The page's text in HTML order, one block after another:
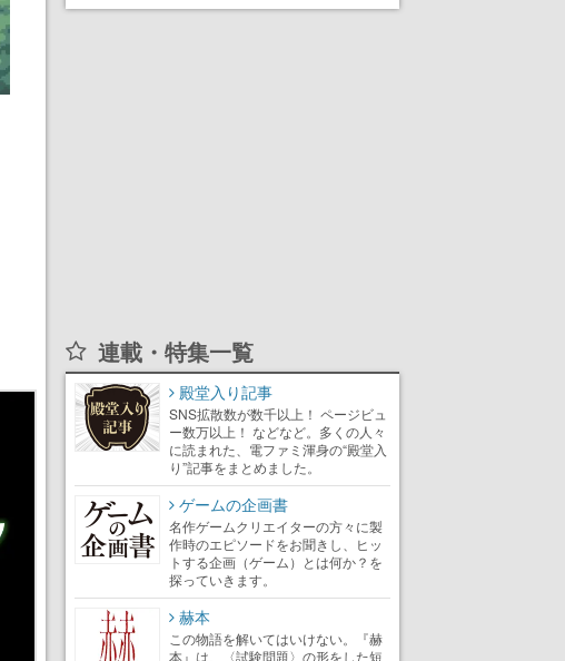
連載・特集一覧
殿堂入り記事
SNS拡散数が数千以上！ ページビュ
ー数万以上！ などなど。多くの人々
に読まれた、電ファミ渾身の“殿堂入
り”記事をまとめました。
ゲームの企画書
名作ゲームクリエイターの方々に製
作時のエピソードをお聞きし、ヒッ
トする企画（ゲーム）とは何か？を
探っていきます。
赫本
この物語を解いてはいけない。『赫
本』は、〈試験問題〉の形をした短